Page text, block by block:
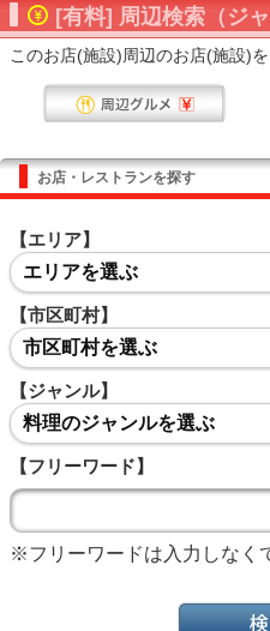
[有料] 周辺検索（ジャ
このお店(施設)周辺のお店(施設)
お店・レストランを探す
【エリア】
エリアを選ぶ
【市区町村】
市区町村を選ぶ
【ジャンル】
料理のジャンルを選ぶ
【フリーワード】
※フリーワードは入力しなく